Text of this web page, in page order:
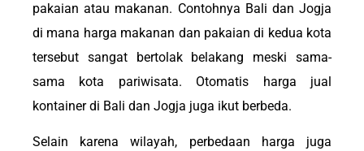
pakaian atau makanan. Contohnya Bali dan Jogja
di mana harga makanan dan pakaian di kedua kota
tersebut sangat bertolak belakang meski sama-
sama kota pariwisata. Otomatis harga jual
kontainer di Bali dan Jogja juga ikut berbeda.
Selain karena wilayah, perbedaan harga juga